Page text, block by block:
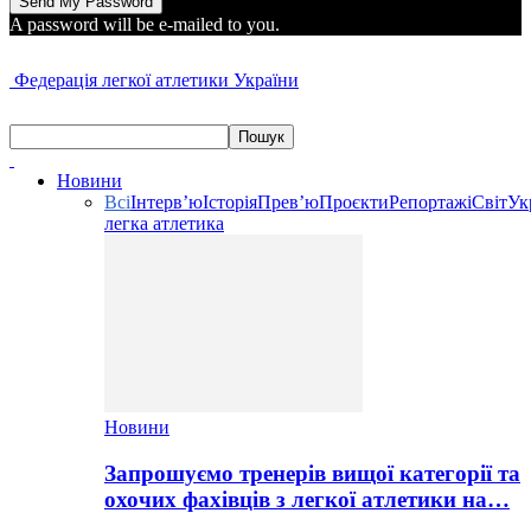
A password will be e-mailed to you.
Федерація легкої атлетики України
Новини
ВсіІнтерв’юІсторіяПрев’юПроєктиРепортажіСвіт
легка атлетика
Новини
Запрошуємо тренерів вищої категорії та
охочих фахівців з легкої атлетики на…